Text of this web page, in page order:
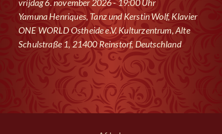
vrijdag 6. november 2026 - 19:00 Uhr
Yamuna Henriques, Tanz und Kerstin Wolf, Klavier
ONE WORLD Ostheide e.V. Kulturzentrum, Alte
Schulstraße 1, 21400 Reinstorf, Deutschland